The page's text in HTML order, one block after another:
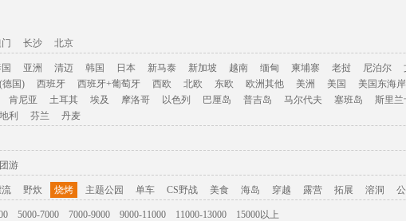
长沙 北京
亚洲 清迈 韩国 日本 新马泰 新加坡 越南 缅甸 柬埔寨 老挝 尼泊尔
德国) 西班牙 西班牙+葡萄牙 西欧 北欧 东欧 欧洲其他 美洲 美国 美国东海岸
肯尼亚 土耳其 埃及 摩洛哥 以色列 巴厘岛 普吉岛 马尔代夫 塞班岛 斯里兰
利 芬兰 丹麦
游
野炊 烧烤 主题公园 单车 CS野战 美食 海岛 穿越 露营 拓展 溶洞
5000-7000 7000-9000 9000-11000 11000-13000
15000以上